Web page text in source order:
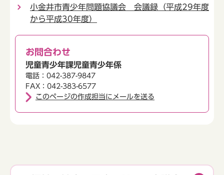
小金井市青少年問題協議会 会議録（平成29年度
から平成30年度）
お問合わせ
児童青少年課児童青少年係
電話：042-387-9847
FAX：042-383-6577
このページの作成担当にメールを送る